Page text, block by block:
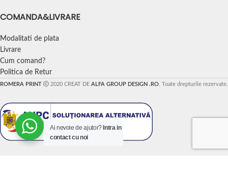
COMANDA&LIVRARE
Modalitati de plata
Livrare
Cum comand?
Politica de Retur
ROMERA PRINT 2020 CREAT DE ALFA GROUP DESIGN .RO . Toate drepturile rezervate.
Ai nevoie de ajutor? Intra in
contact cu noi